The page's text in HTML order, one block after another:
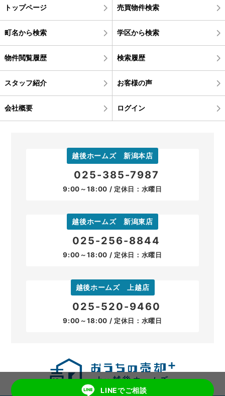
トップページ 売買物件検索
町名から検索 学区から検索
物件閲覧履歴 検索履歴
スタッフ紹介 お客様の声
会社概要 ログイン
越後ホームズ 新潟本店
025-385-7987
9:00～18:00 / 定休日：水曜日
越後ホームズ 新潟東店
025-256-8844
9:00～18:00 / 定休日：水曜日
越後ホームズ 上越店
025-520-9460
9:00～18:00 / 定休日：水曜日
LINEでご相談